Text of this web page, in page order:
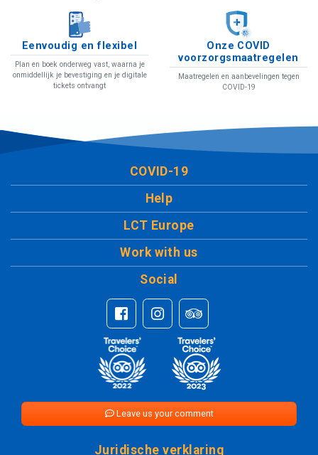
Eenvoudig en flexibel
Plan en boek onderweg vast, waarna je
onmiddellijk je bevestiging en je digitale
tickets ontvangt
Onze COVID
voorzorgsmaatregelen
Maatregelen en aanbevelingen tegen
COVID-19
COVID-19
Help
LCT Europe
Juridische verklaring
Work with us
Social
Leave us your comment